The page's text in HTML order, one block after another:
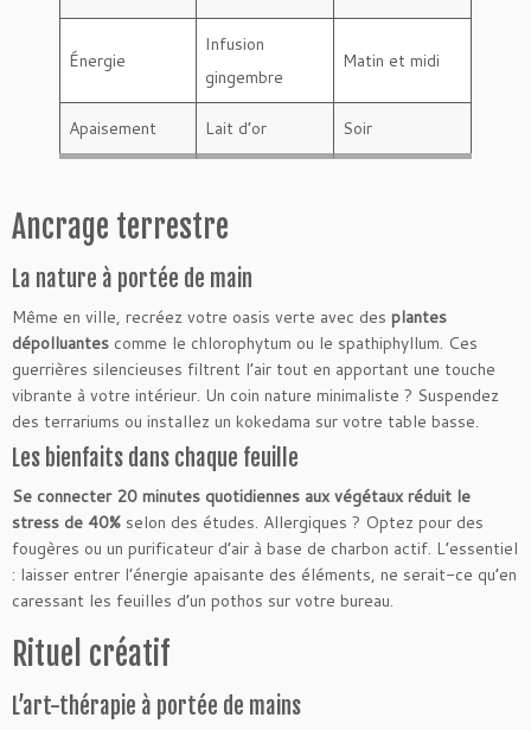
Énergie
Infusion
gingembre
Matin et midi
Apaisement Lait d’or Soir
Ancrage terrestre
La nature à portée de main
Même en ville, recréez votre oasis verte avec des plantes
dépolluantes comme le chlorophytum ou le spathiphyllum. Ces
guerrières silencieuses filtrent l’air tout en apportant une touche
vibrante à votre intérieur. Un coin nature minimaliste ? Suspendez
des terrariums ou installez un kokedama sur votre table basse.
Les bienfaits dans chaque feuille
Se connecter 20 minutes quotidiennes aux végétaux réduit le
stress de 40% selon des études. Allergiques ? Optez pour des
fougères ou un purificateur d’air à base de charbon actif. L’essentiel
: laisser entrer l’énergie apaisante des éléments, ne serait-ce qu’en
caressant les feuilles d’un pothos sur votre bureau.
Rituel créatif
L’art-thérapie à portée de mains